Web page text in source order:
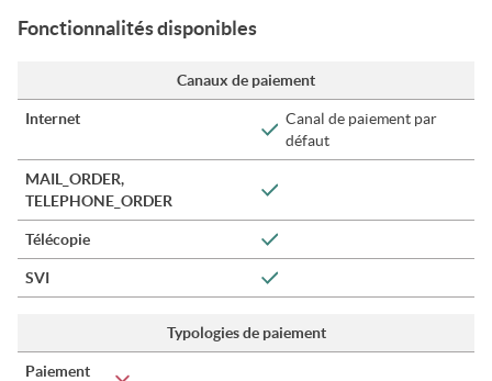
Fonctionnalités disponibles
Canaux de paiement
Internet
Canal de paiement par
défaut
MAIL_ORDER,
TELEPHONE_ORDER
Télécopie
SVI
Typologies de paiement
Paiement